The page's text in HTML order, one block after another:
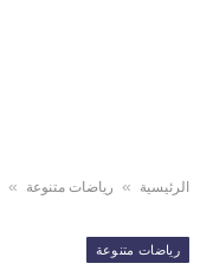
الرئيسية » رياضات متنوعة »
رياضات متنوعة